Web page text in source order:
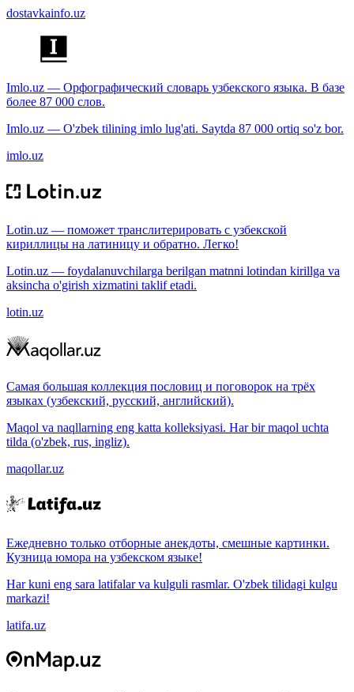
dostavkainfo.uz
Imlo.uz — Орфографический словарь узбекского языка. В базе
более 87 000 слов.
Imlo.uz — O'zbek tilining imlo lug'ati. Saytda 87 000 ortiq so'z bor.
imlo.uz
Lotin.uz — поможет транслитерировать с узбекской
кириллицы на латиницу и обратно. Легко!
Lotin.uz — foydalanuvchilarga berilgan matnni lotindan kirillga va
aksincha o'girish xizmatini taklif etadi.
lotin.uz
Самая большая коллекция пословиц и поговорок на трёх
языках (узбекский, русский, английский).
Maqol va naqllarning eng katta kolleksiyasi. Har bir maqol uchta
tilda (o'zbek, rus, ingliz).
maqollar.uz
Ежедневно только отборные анекдоты, смешные картинки.
Кузница юмора на узбекском языке!
Har kuni eng sara latifalar va kulguli rasmlar. O'zbek tilidagi kulgu
markazi!
latifa.uz